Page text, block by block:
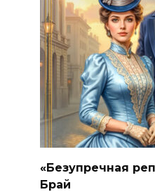
«Безупречная
Брай